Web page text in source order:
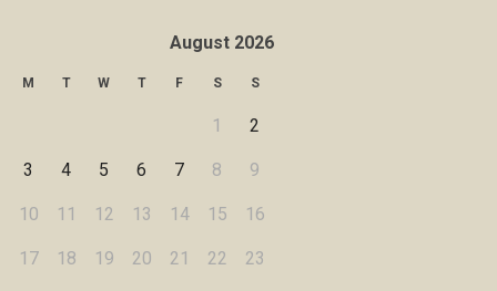
August 2026
M T W T F S S
1 2
3 4 5 6 7 8 9
10 11 12 13 14 15 16
17 18 19 20 21 22 23